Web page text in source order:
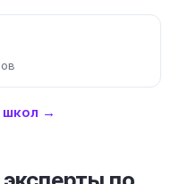
школ →